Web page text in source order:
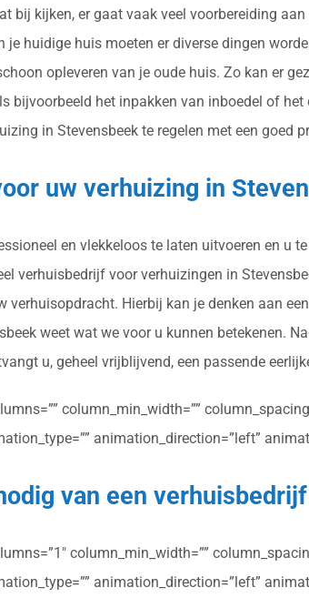
bij kijken, er gaat vaak veel voorbereiding
je huidige huis moeten er diverse dingen
opleveren van je oude huis. Zo kan er
bijvoorbeeld het inpakken van inboedel of
in Stevensbeek te regelen met een
uw verhuizing in
en vlekkeloos te laten uitvoeren en u
verhuisbedrijf voor verhuizingen in
verhuisopdracht. Hierbij kan je denken aan
weet wat we voor u kunnen betekenen.
u, geheel vrijblijvend, een passende
column_min_width=””
animation_direction=”left”
van een
column_min_width=””
animation_direction=”left”